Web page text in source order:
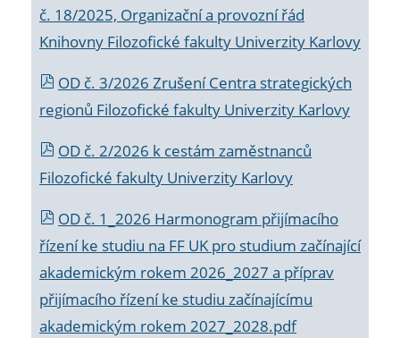
č. 18/2025, Organizační a provozní řád
Knihovny Filozofické fakulty Univerzity Karlovy
OD č. 3/2026 Zrušení Centra strategických
regionů Filozofické fakulty Univerzity Karlovy
OD č. 2/2026 k cestám zaměstnanců
Filozofické fakulty Univerzity Karlovy
OD č. 1_2026 Harmonogram přijímacího
řízení ke studiu na FF UK pro studium začínající
akademickým rokem 2026_2027 a příprav
přijímacího řízení ke studiu začínajícímu
akademickým rokem 2027_2028.pdf